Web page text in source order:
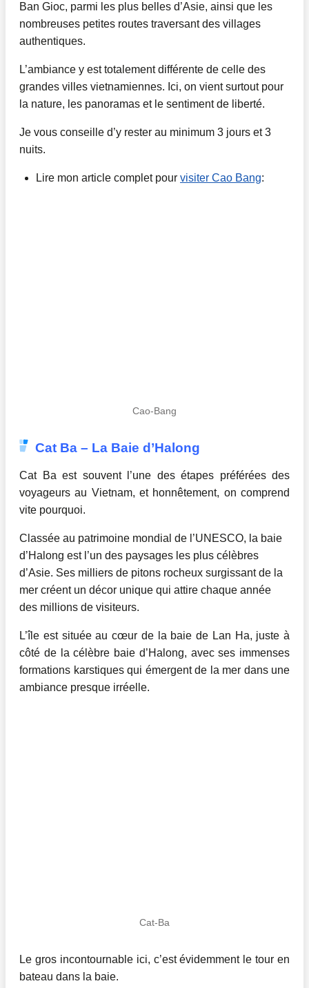
Ban Gioc, parmi les plus belles d’Asie, ainsi que les
nombreuses petites routes traversant des villages
authentiques.
L’ambiance y est totalement différente de celle des
grandes villes vietnamiennes. Ici, on vient surtout pour
la nature, les panoramas et le sentiment de liberté.
Je vous conseille d’y rester au minimum 3 jours et 3
nuits.
Lire mon article complet pour visiter Cao Bang:
Cao-Bang
Cat Ba – La Baie d’Halong
Cat Ba est souvent l’une des étapes préférées des
voyageurs au Vietnam, et honnêtement, on comprend
vite pourquoi.
Classée au patrimoine mondial de l’UNESCO, la baie
d’Halong est l’un des paysages les plus célèbres
d’Asie. Ses milliers de pitons rocheux surgissant de la
mer créent un décor unique qui attire chaque année
des millions de visiteurs.
L’île est située au cœur de la baie de Lan Ha, juste à
côté de la célèbre baie d’Halong, avec ses immenses
formations karstiques qui émergent de la mer dans une
ambiance presque irréelle.
Cat-Ba
Le gros incontournable ici, c’est évidemment le tour en
bateau dans la baie.